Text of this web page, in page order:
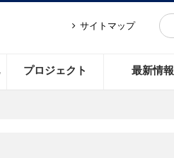
サイトマップ
プロジェクト 最新情報